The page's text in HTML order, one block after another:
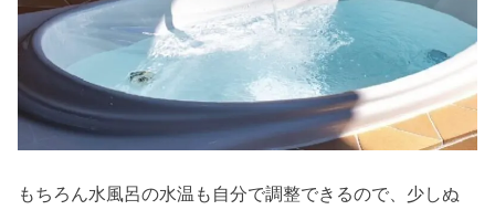
もちろん水風呂の水温も自分で調整できるので、少しぬ